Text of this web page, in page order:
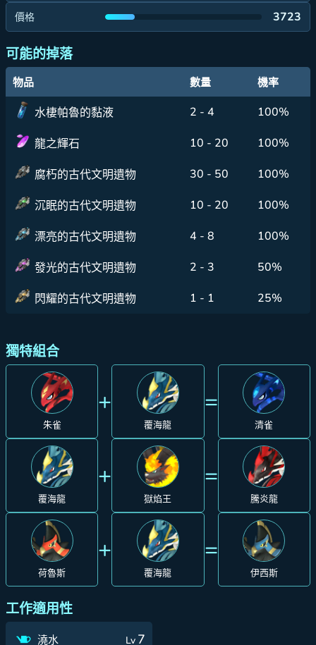
價格 3723
可能的掉落
物品 數量 機率
水棲帕魯的黏液 2 - 4 100%
龍之輝石 10 - 20 100%
腐朽的古代文明遺物 30 - 50 100%
沉眠的古代文明遺物 10 - 20 100%
漂亮的古代文明遺物 4 - 8 100%
發光的古代文明遺物 2 - 3 50%
閃耀的古代文明遺物 1 - 1 25%
獨特組合
朱雀
+
覆海龍
=
清雀
覆海龍
+
獄焰王
=
騰炎龍
荷魯斯
+
覆海龍
=
伊西斯
工作適用性
澆水 Lv 7